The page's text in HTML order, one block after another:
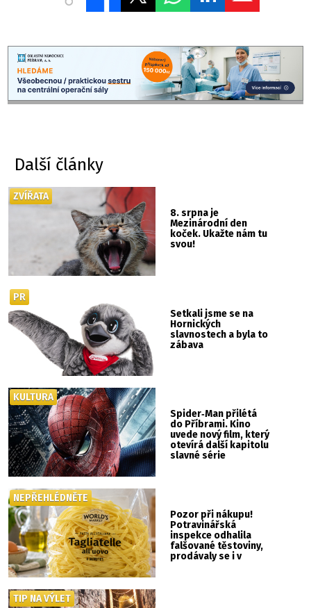
Další články
8. srpna je
Mezinárodní den
koček. Ukažte nám tu
svou!
ZVÍŘATA
Setkali jsme se na
Hornických
slavnostech a byla to
zábava
PR
Spider‑Man přilétá
do Příbrami. Kino
uvede nový film, který
otevírá další kapitolu
slavné série
KULTURA
Pozor při nákupu!
Potravinářská
inspekce odhalila
falšované těstoviny,
prodávaly se i v
NEPŘEHLÉDNĚTE
TIP NA VÝLET